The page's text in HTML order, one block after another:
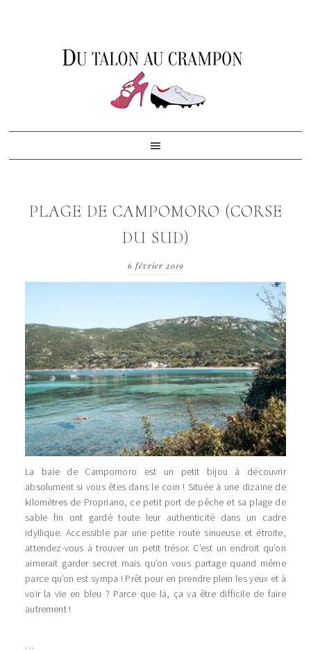
PLAGE DE CAMPOMORO (CORSE
DU SUD)
6 février 2019
La baie de Campomoro est un petit bijou à découvrir
absolument si vous êtes dans le coin ! Située à une dizaine de
kilomètres de Propriano, ce petit port de pêche et sa plage de
sable fin ont gardé toute leur authenticité dans un cadre
idyllique. Accessible par une petite route sinueuse et étroite,
attendez-vous à trouver un petit trésor. C’est un endroit qu’on
aimerait garder secret mais qu’on vous partage quand même
parce qu’on est sympa ! Prêt pour en prendre plein les yeux et à
voir la vie en bleu ? Parce que là, ça va être difficile de faire
autrement !
…